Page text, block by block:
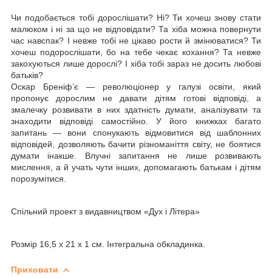
Чи подобається тобі дорослішати? Ні? Ти хочеш знову стати
малюком і ні за що не відповідати? Та хіба можна повернути
час навспак? І невже тобі не цікаво рости й змінюватися? Ти
хочеш подорослішати, бо на тебе чекає кохання? Та невже
закохуються лише дорослі? І хіба тобі зараз не досить любові
батьків?
Оскар Бреніф’є — революціонер у галузі освіти, який
пропонує дорослим не давати дітям готові відповіді, а
змалечку розвивати в них здатність думати, аналізувати та
знаходити відповіді самостійно. У його книжках багато
запитань — вони спонукають відмовитися від шаблонних
відповідей, дозволяють бачити різноманіття світу, не боятися
думати інакше. Влучні запитання не лише розвивають
мислення, а й учать чути інших, допомагають батькам і дітям
порозумітися.
Спільний проект з видавництвом «Дух і Літера»
Розмір 16,5 х 21 х 1 см. Інтегральна обкладинка.
Приховати